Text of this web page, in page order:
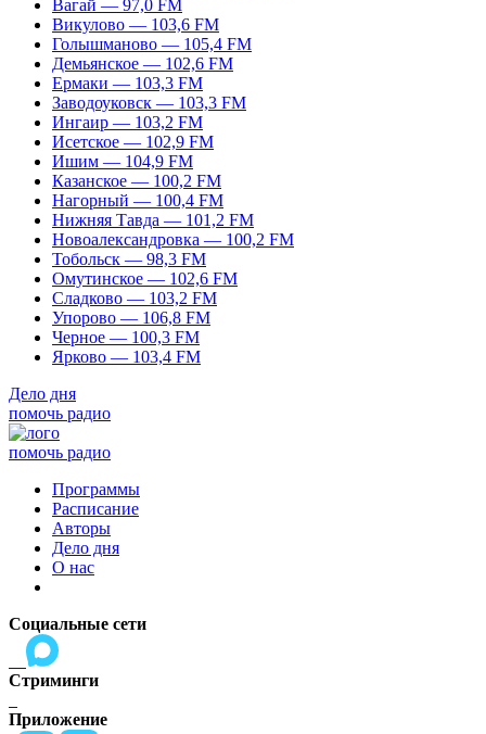
Вагай — 97,0 FM
Викулово — 103,6 FM
Голышманово — 105,4 FM
Демьянское — 102,6 FM
Ермаки — 103,3 FM
Заводоуковск — 103,3 FM
Ингаир — 103,2 FM
Исетское — 102,9 FM
Ишим — 104,9 FM
Казанское — 100,2 FM
Нагорный — 100,4 FM
Нижняя Тавда — 101,2 FM
Новоалександровка — 100,2 FM
Тобольск — 98,3 FM
Омутинское — 102,6 FM
Сладково — 103,2 FM
Упорово — 106,8 FM
Черное — 100,3 FM
Ярково — 103,4 FM
Дело дня
помочь радио
помочь радио
Программы
Расписание
Авторы
Дело дня
О нас
Социальные сети
Стриминги
Приложение